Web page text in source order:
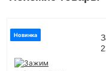
Новинка